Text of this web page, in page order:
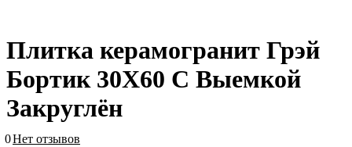
Плитка керамогранит Грэй
Бортик 30X60 С Выемкой
Закруглён
0Нет отзывов